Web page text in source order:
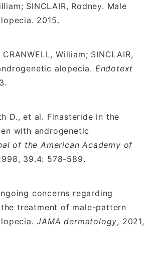
SINCLAIR, Rodney. Male
2015.
William; SINCLAIR,
alopecia. Endotext
D., et al. Finasteride in the
with androgenetic
of the American Academy of
39.4: 578-589.
concerns regarding
treatment of male-pattern
JAMA dermatology, 2021,